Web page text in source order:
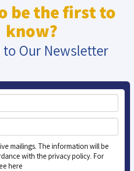
be the first to
know?
to Our Newsletter
mailings. The information will be
with the privacy policy. For
here